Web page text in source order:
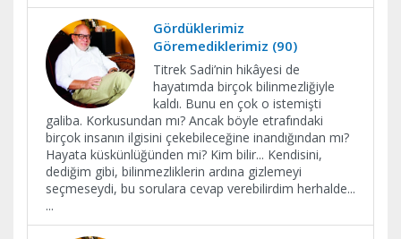
Gördüklerimiz
Göremediklerimiz (90)
Titrek Sadi’nin hikâyesi de
hayatımda birçok bilinmezliğiyle
kaldı. Bunu en çok o istemişti
galiba. Korkusundan mı? Ancak böyle etrafındaki
birçok insanın ilgisini çekebileceğine inandığından mı?
Hayata küskünlüğünden mi? Kim bilir... Kendisini,
dediğim gibi, bilinmezliklerin ardına gizlemeyi
seçmeseydi, bu sorulara cevap verebilirdim herhalde...
...